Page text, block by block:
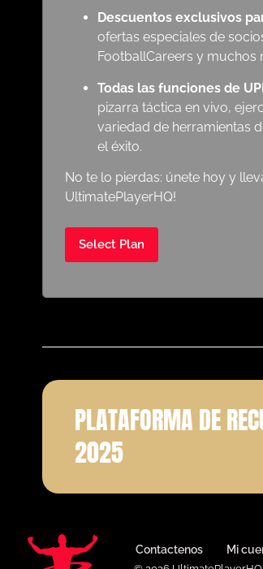
Descuentos exclusivos
ofertas especiales de
FootballCareers y muchos
Todas las funciones de
pizarra táctica en vivo,
variedad de herramientas
el éxito.
No te lo pierdas: únete hoy y
UltimatePlayerHQ!
Select Plan
PLATAFORMA DE
2025
Contactenos Mi